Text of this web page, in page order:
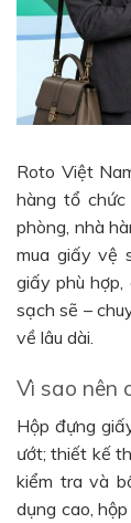
Roto Việt
hàng tổ
phòng, nhà
mua giấy vệ
giấy phù hợp,
sạch sẽ –
về lâu dài.
Vì sao nên
Hộp đựng
ướt; thiết kế
kiểm tra và
dụng cao,